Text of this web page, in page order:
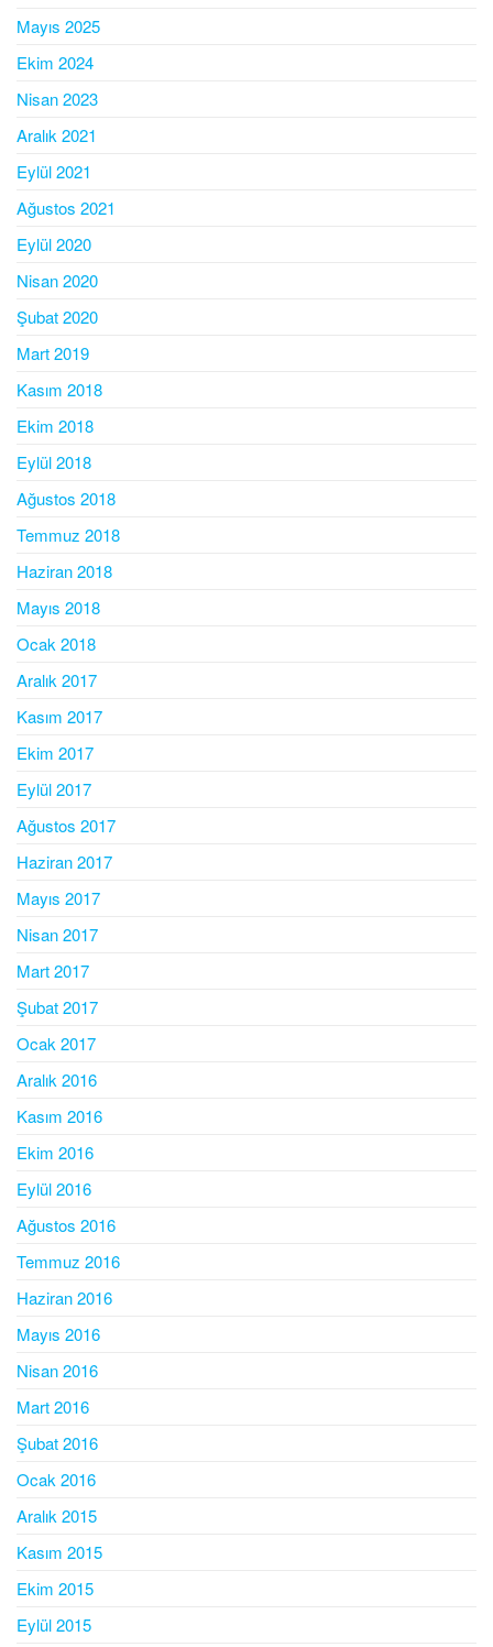
Mayıs 2025
Ekim 2024
Nisan 2023
Aralık 2021
Eylül 2021
Ağustos 2021
Eylül 2020
Nisan 2020
Şubat 2020
Mart 2019
Kasım 2018
Ekim 2018
Eylül 2018
Ağustos 2018
Temmuz 2018
Haziran 2018
Mayıs 2018
Ocak 2018
Aralık 2017
Kasım 2017
Ekim 2017
Eylül 2017
Ağustos 2017
Haziran 2017
Mayıs 2017
Nisan 2017
Mart 2017
Şubat 2017
Ocak 2017
Aralık 2016
Kasım 2016
Ekim 2016
Eylül 2016
Ağustos 2016
Temmuz 2016
Haziran 2016
Mayıs 2016
Nisan 2016
Mart 2016
Şubat 2016
Ocak 2016
Aralık 2015
Kasım 2015
Ekim 2015
Eylül 2015